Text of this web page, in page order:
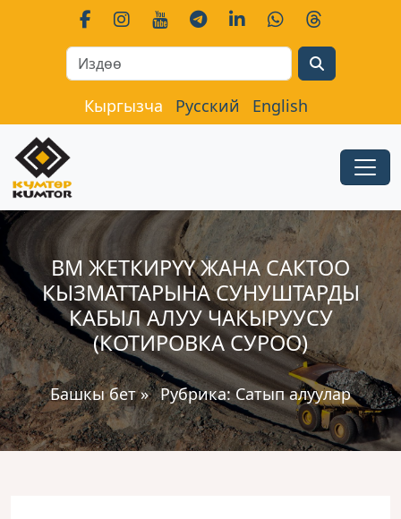
Кыргызча Русский English
ВМ ЖЕТКИРҮҮ ЖАНА САКТОО
КЫЗМАТТАРЫНА СУНУШТАРДЫ
КАБЫЛ АЛУУ ЧАКЫРУУСУ
(КОТИРОВКА СУРОО)
Башкы бет» Рубрика:Сатып алуулар